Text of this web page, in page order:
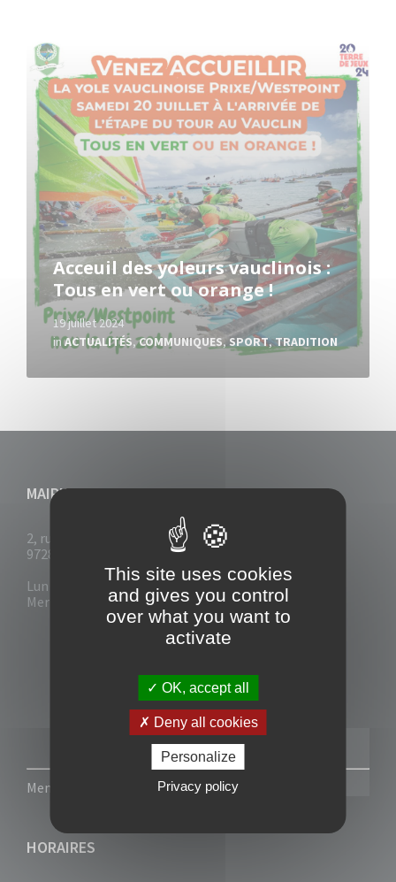
Acceuil des yoleurs vauclinois :
Tous en vert ou orange !
19 juillet 2024
inACTUALITÉS,COMMUNIQUES,SPORT,TRADITION
Read
More
MAIRIE DU VAUCLIN
2, rue Collignon
97280 Le Vauclin
Lun - Mar : 7h30- 13h & 14h-17h
Mer-Jeu-Vend : 7h30 - 13h30
Mentions légales Politique de confidentialité
HORAIRES
This site uses cookies
and gives you control
over what you want to
activate
OK, accept all
Deny all cookies
Personalize
Privacy policy